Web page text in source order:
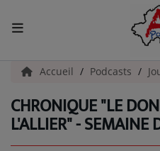
ACCUEIL
Actualités
INFOS - ALLIER
Accueil Podcasts
CHRONIQUE "LE
L'ALLIER" -